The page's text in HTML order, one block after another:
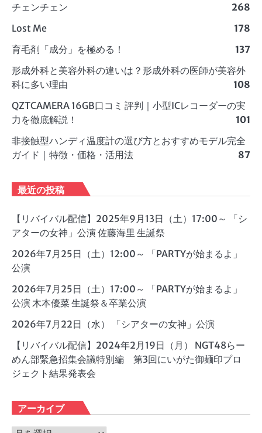
チェンチェン
268
Lost Me
178
育毛剤「成分」を極める！
137
形成外科と美容外科の違いは？形成外科の医師が美容外
科に多い理由
108
QZTCAMERA 16GB口コミ 評判｜小型ICレコーダーの実
力を徹底解説！
101
非接触型ハンディ温度計の選び方とおすすめモデル完全
ガイド｜特徴・価格・活用法
87
最近の投稿
【リバイバル配信】2025年9月13日（土）17:00～ 「シ
アターの女神」公演 佐藤海里 生誕祭
2026年7月25日（土）12:00～ 「PARTYが始まるよ」
公演
2026年7月25日（土）17:00～ 「PARTYが始まるよ」
公演 木本優菜 生誕祭＆卒業公演
2026年7月22日（水） 「シアターの女神」公演
【リバイバル配信】2024年2月19日（月） NGT48らー
めん部緊急招集会議特別編 第3回にいがた御麺印プロ
ジェクト結果発表会
アーカイブ